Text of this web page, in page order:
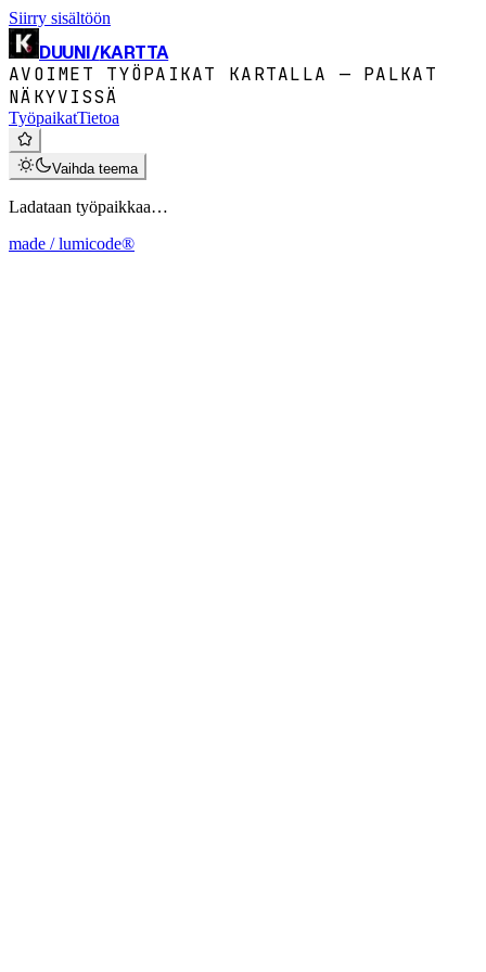
Siirry sisältöön
DUUNI/KARTTA
AVOIMET TYÖPAIKAT KARTALLA — PALKAT
NÄKYVISSÄ
TyöpaikatTietoa
Vaihda teema
Ladataan työpaikkaa…
made / lumicode®